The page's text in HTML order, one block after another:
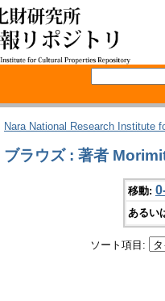
Nara National Research Institute
ブラウズ : 著者
移動:
あるい
ソート項目: